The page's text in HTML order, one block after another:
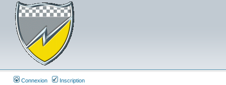
Connexion Inscription